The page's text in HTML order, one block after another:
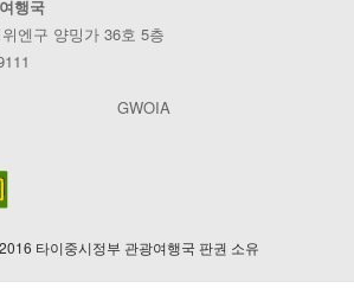
행국
엔구 양밍가 36호 5층
GWOIA
타이중시정부 관광여행국 판권 소유